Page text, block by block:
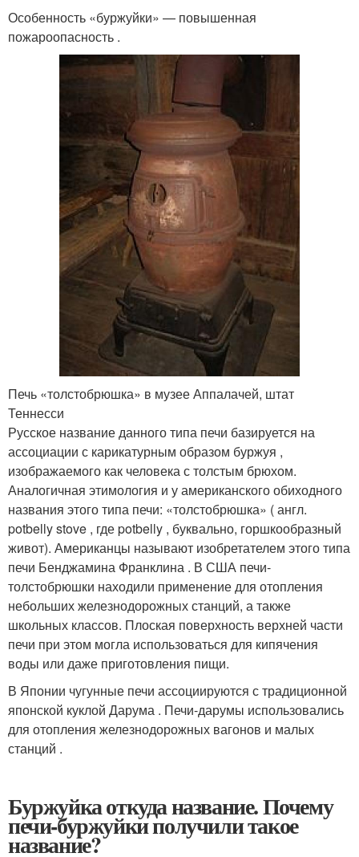
Особенность «буржуйки» — повышенная
пожароопасность .
Печь «толстобрюшка» в музее Аппалачей, штат
Теннесси
Русское название данного типа печи базируется на
ассоциации с карикатурным образом буржуя ,
изображаемого как человека с толстым брюхом.
Аналогичная этимология и у американского обиходного
названия этого типа печи: «толстобрюшка» ( англ.
potbelly stove , где potbelly , буквально, горшкообразный
живот). Американцы называют изобретателем этого типа
печи Бенджамина Франклина . В США печи-
толстобрюшки находили применение для отопления
небольших железнодорожных станций, а также
школьных классов. Плоская поверхность верхней части
печи при этом могла использоваться для кипячения
воды или даже приготовления пищи.
В Японии чугунные печи ассоциируются с традиционной
японской куклой Дарума . Печи-дарумы использовались
для отопления железнодорожных вагонов и малых
станций .
Буржуйка откуда название. Почему
печи-буржуйки получили такое
название?